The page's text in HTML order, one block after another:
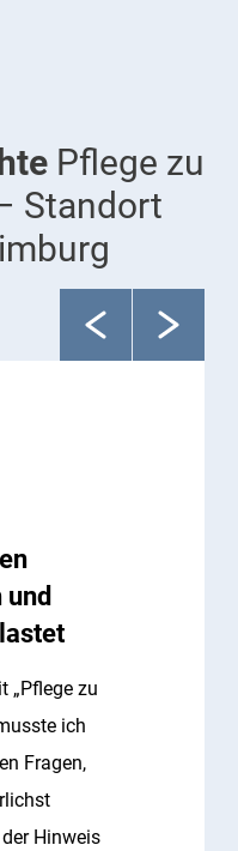
Pflege zu
Standort
und
„Pflege zu
ich
Fragen,
Hinweis